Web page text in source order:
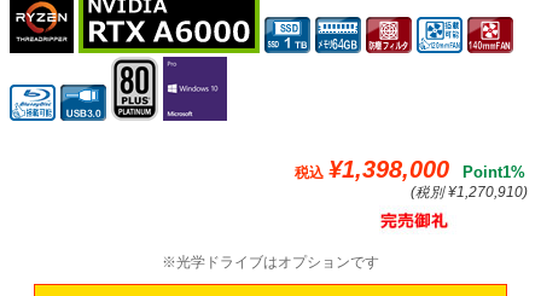
税込 ¥1,398,000 Point1%
(税別 ¥1,270,910)
※光学ドライブはオプションです